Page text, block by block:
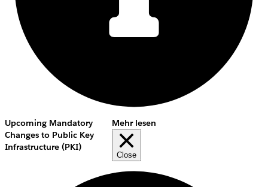
Upcoming Mandatory
Changes to Public Key
Infrastructure (PKI)
Mehr lesen
Close